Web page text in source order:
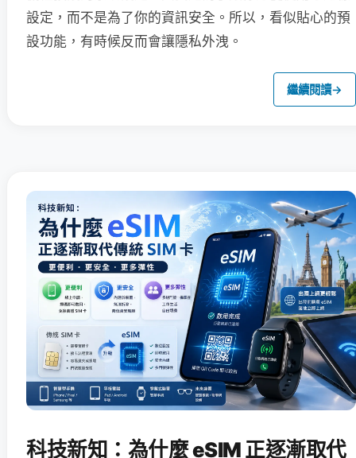
設定，而不是為了你的資訊安全。所以，看似貼心的預
設功能，有時候反而會讓隱私外洩。
繼續閱讀→
科技新知：為什麼 eSIM 正逐漸取代